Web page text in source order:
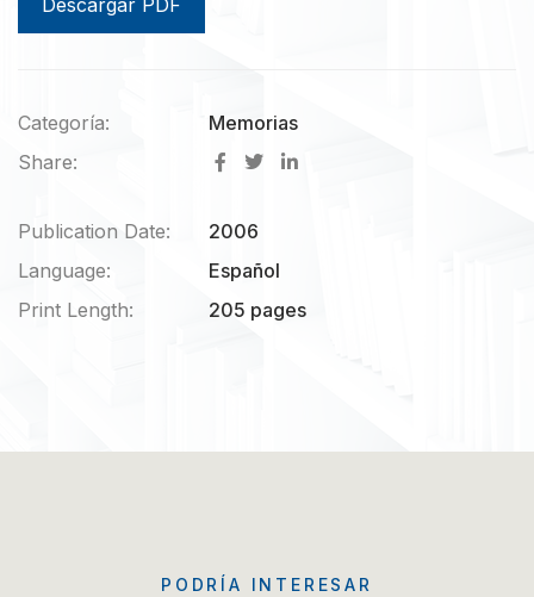
Descargar PDF
Categoría:
Memorias
Share:
Publication Date:
2006
Language:
Español
Print Length:
205 pages
PODRÍA INTERESAR